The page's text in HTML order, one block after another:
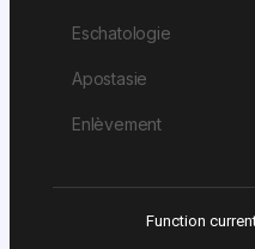
Eschatologie
Apostasie
Enlèvement
Function